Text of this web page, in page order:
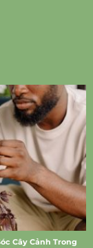
Cây Cảnh Trong